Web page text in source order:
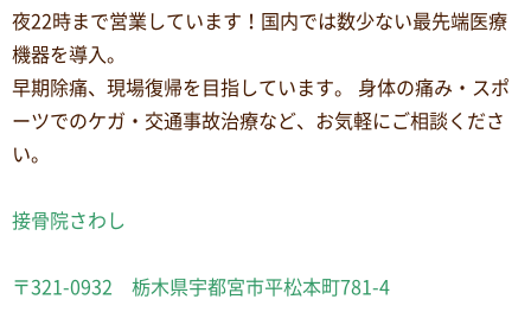
夜22時まで営業しています！国内では数少ない最先端医療
機器を導入。
早期除痛、現場復帰を目指しています。 身体の痛み・スポ
ーツでのケガ・交通事故治療など、お気軽にご相談くださ
い。
接骨院さわし
〒321-0932 栃木県宇都宮市平松本町781-4